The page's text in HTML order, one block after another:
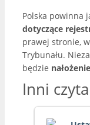
Polska powinna
dotyczące
prawej stronie,
Trybunału.
będzie
Inni